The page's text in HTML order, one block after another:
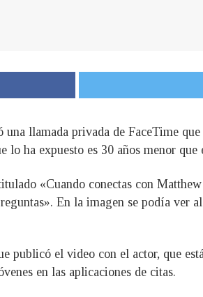
llamada privada de FaceTime
lo ha expuesto es 30 años menor
«Cuando conectas con
En la imagen se podía ver
el video con el actor, que
en las aplicaciones de citas.